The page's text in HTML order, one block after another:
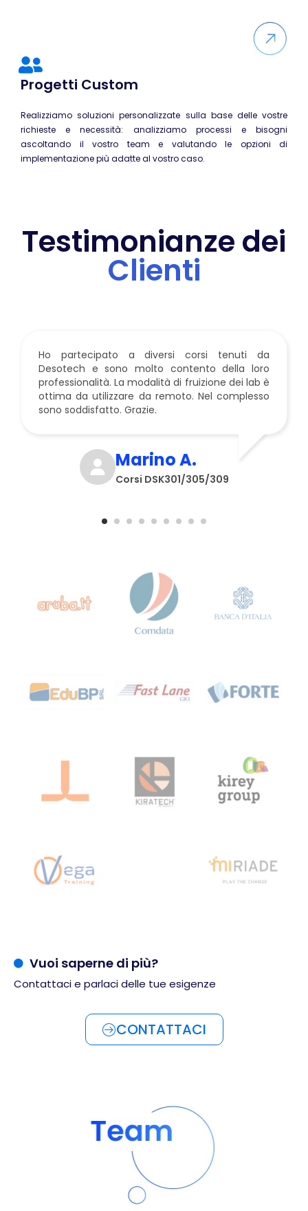
CompTIA
MikroTik
Docker
Int. Artificiale
Terraform
VMware
SUSE
Mirantis
Microsoft
MikroTik
Docker
HashiCorp
VMware
AWS
Mirantis
MikroTik
Docker
Int. Artificiale
Terraform
SUSE
Mirantis
Microsoft
Progetti Custom
Realizziamo soluzioni personalizzate sulla base delle vostre
richieste e necessità: analizziamo processi e bisogni
ascoltando il vostro team e valutando le opzioni di
implementazione più adatte al vostro caso.
Testimonianze dei
Clienti
Ho partecipato a diversi corsi tenuti da
Desotech e sono molto contento della loro
professionalità. La modalità di fruizione dei lab è
ottima da utilizzare da remoto. Nel complesso
sono soddisfatto. Grazie.
Marino A.
Corsi DSK301/305/309
Vuoi saperne di più?
Contattaci e parlaci delle tue esigenze
CONTATTACI